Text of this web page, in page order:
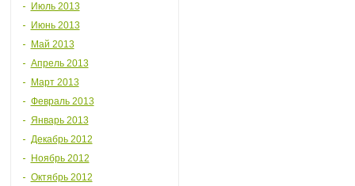
Июль 2013
Июнь 2013
Май 2013
Апрель 2013
Март 2013
Февраль 2013
Январь 2013
Декабрь 2012
Ноябрь 2012
Октябрь 2012